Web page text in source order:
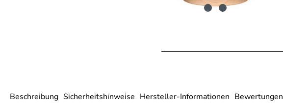
Beschreibung Sicherheitshinweise Hersteller-Informationen Bewertungen